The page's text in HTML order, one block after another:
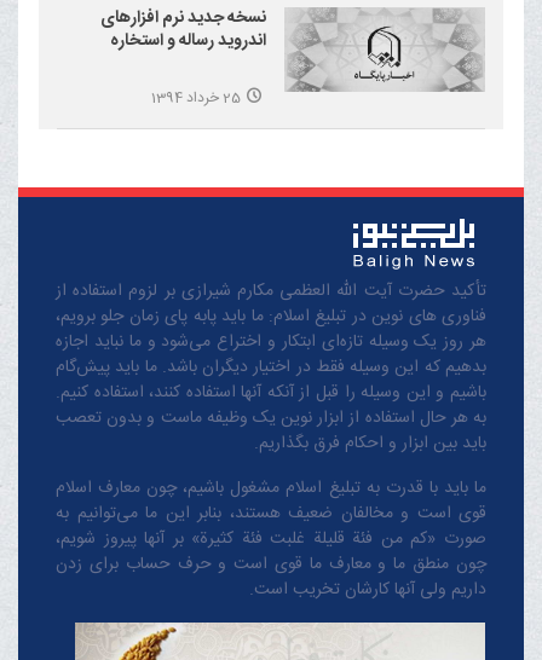
نسخه جدید نرم افزارهای
اندروید رساله و استخاره
25 خرداد 1394
تأکید حضرت آیت الله العظمی مکارم شیرازی بر لزوم استفاده از
فناوری های نوین در تبلیغ اسلام: ما باید پابه پای زمان جلو برویم،
هر روز یک وسیله تازه‌ای ابتکار و اختراع می‌شود و ما نباید اجازه
بدهیم که این وسیله فقط در اختیار دیگران باشد. ما باید پیش‌گام
باشیم و این وسیله را قبل از آنکه آنها استفاده کنند، استفاده کنیم.
به هر حال استفاده از ابزار نوین یک وظیفه ماست و بدون تعصب
باید بین ابزار و احکام فرق بگذاریم.
ما باید با قدرت به تبلیغ اسلام مشغول باشیم، چون معارف اسلام
قوی است و مخالفان ضعیف هستند، بنابر این ما می‌توانیم به
صورت «کم من فئة قلیلة غلبت فئة کثیرة» بر آنها پیروز شویم،
چون منطق‌ ما و معارف ‌ما قوی است و حرف حساب برای زدن
داریم ولی آنها کارشان تخریب است.